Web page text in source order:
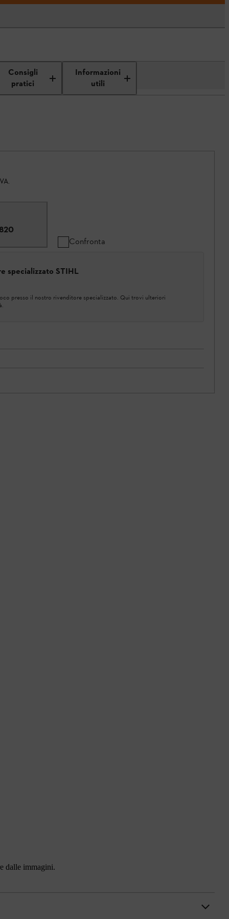
Consigli
pratici
Informazioni
utili
Confronta
specializzato STIHL
presso il nostro rivenditore specializzato. Qui trovi ulteriori
dalle immagini.